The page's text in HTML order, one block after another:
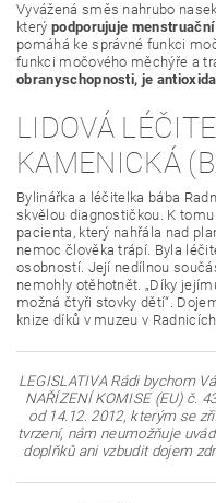
Vyvážená směs nahrubo
který podporujuje
pomáhá ke správné funkci
funkci močového měchýře a
obranyschopnosti, je
LIDOVÁ
KAMENICKÁ
Bylinářka a léčitelka bába
skvělou diagnostičkou. K
pacienta, který nahřála nad
nemoc člověka trápí. Byla
osobností. Její nedílnou
nemohly otěhotnět. „Díky
možná čtyři stovky dětí“.
knize díků v muzeu v
LEGISLATIVA Rádi bychom
NAŘÍZENÍ KOMISE (EU) č.
od 14.12. 2012, kterým se
tvrzení, nám neumožňuje
doplňků ani vzbudit dojem